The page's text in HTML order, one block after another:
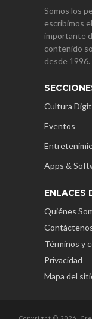
Somos los
escribimos
importante
contenido
desde 1996.
Cultura
Eventos
Apps &
ENLACES
Quiénes
Términos y
Privacidad
Mapa del